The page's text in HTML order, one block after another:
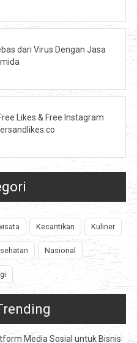
dari Virus Dengan Jasa
Likes & Free Instagram
Kecantikan Kuliner
Nasional
Media Sosial untuk Bisnis